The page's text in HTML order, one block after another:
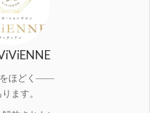
をほどく――
ます。